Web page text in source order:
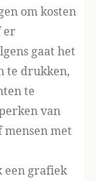
om kosten
er
gaat het
te drukken,
te
van
mensen met
een grafiek